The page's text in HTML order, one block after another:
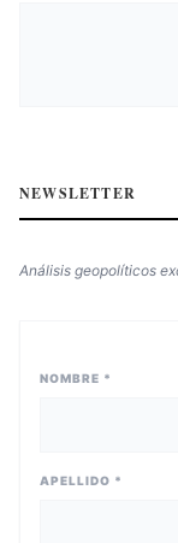
NEWSLETTER
Análisis geopolíticos
NOMBRE *
APELLIDO *